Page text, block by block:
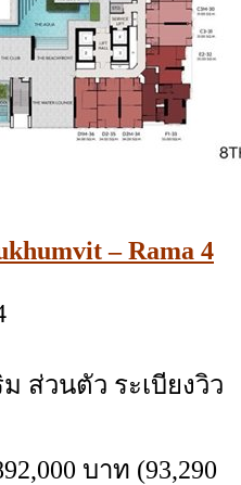
– Rama 4
ส่วนตัว ระเบียงวิว
บาท (93,290